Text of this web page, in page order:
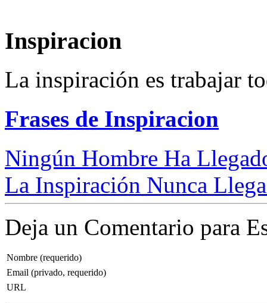
Inspiracion
La inspiración es trabajar
Frases de Inspiracion
Ningún Hombre Ha
La Inspiración Nunca
Deja un Comentario para
Nombre (requerido)
Email (privado, requerido)
URL